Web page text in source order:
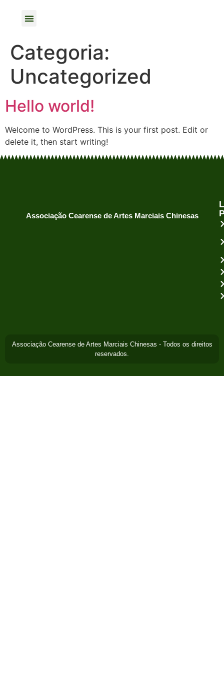
Categoria:
Uncategorized
Hello world!
Welcome to WordPress. This is your first post. Edit or
delete it, then start writing!
Associação Cearense de Artes Marciais Chinesas
Associação Cearense de Artes Marciais Chinesas - Todos os direitos
reservados.